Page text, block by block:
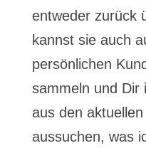
entweder zurück
kannst sie auch
persönlichen
sammeln und Dir
aus den
aussuchen, was